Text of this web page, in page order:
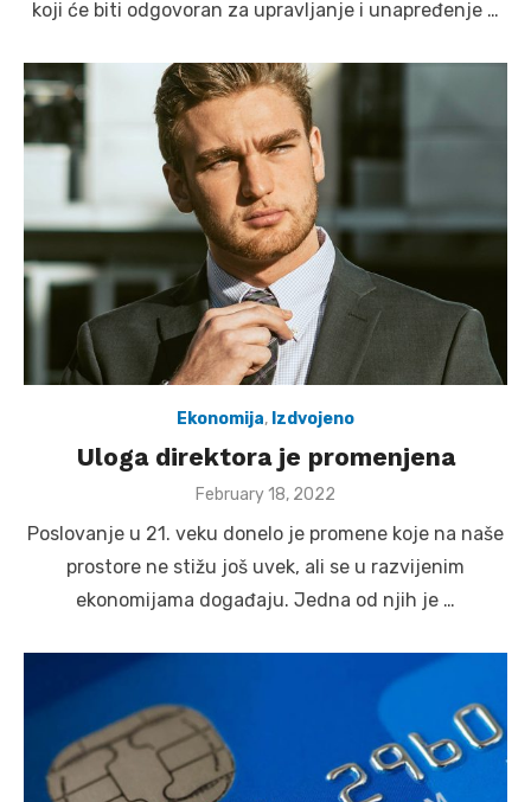
koji će biti odgovoran za upravljanje i unapređenje …
Ekonomija, Izdvojeno
Uloga direktora je promenjena
Posted
February 18, 2022
Poslovanje u 21. veku donelo je promene koje na naše
prostore ne stižu još uvek, ali se u razvijenim
ekonomijama događaju. Jedna od njih je …